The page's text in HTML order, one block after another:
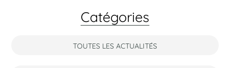
Catégories
TOUTES LES ACTUALITÉS